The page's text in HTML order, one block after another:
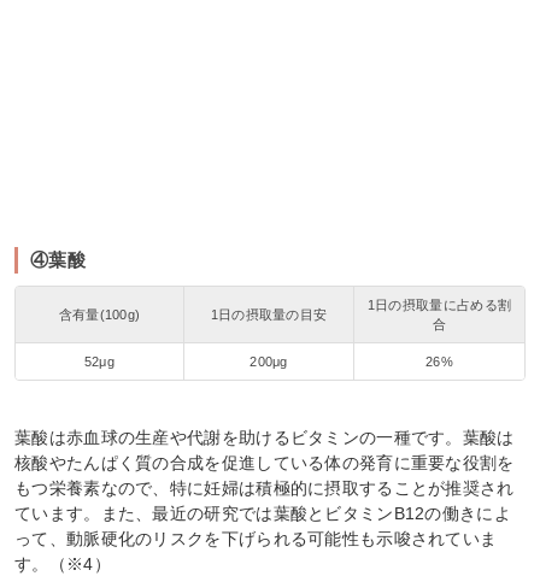
④葉酸
含有量(100g) 1日の摂取量の目安
1日の摂取量に占める割
合
52μg 200μg 26%
葉酸は赤血球の生産や代謝を助けるビタミンの一種です。葉酸は
核酸やたんぱく質の合成を促進している体の発育に重要な役割を
もつ栄養素なので、特に妊婦は積極的に摂取することが推奨され
ています。また、最近の研究では葉酸とビタミンB12の働きによ
って、動脈硬化のリスクを下げられる可能性も示唆されていま
す。（※4）